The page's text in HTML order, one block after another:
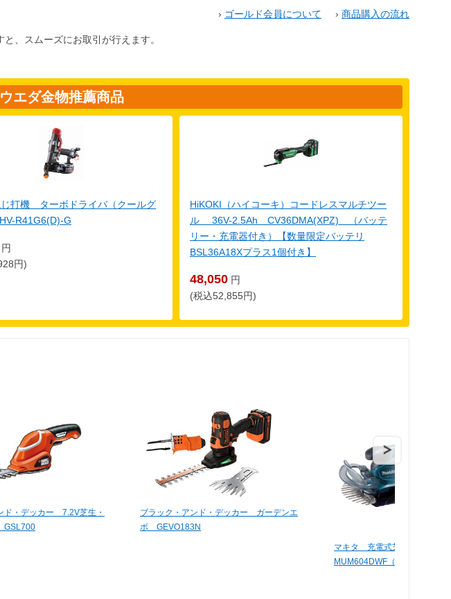
› ゴールド会員について › 商品購入の流れ
、スムーズにお取引が行えます。
ウエダ金物推薦商品
打機 ターボドライバ（クールグ
R41G6(D)-G
円
円)
HiKOKI（ハイコーキ）コードレスマルチツー
ル 36V-2.5Ah CV36DMA(XPZ) （バッテ
リー・充電器付き）【数量限定バッテリ
BSL36A18Xプラス1個付き】
48,050 円
(税込52,855円)
ド・デッカー 7.2V芝生・
GSL700
ブラック・アンド・デッカー ガーデンエ
ボ GEVO183N
マキタ 充電式芝生バリカン
MUM604DWF（バッテリー・